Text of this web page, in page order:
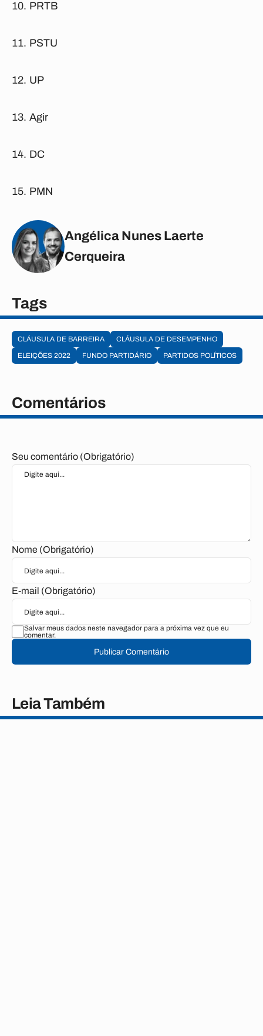
PRTB
PSTU
UP
Agir
DC
PMN
Angélica Nunes Laerte
Cerqueira
Tags
CLÁUSULA DE BARREIRA
CLÁUSULA DE DESEMPENHO
ELEIÇÕES 2022
FUNDO PARTIDÁRIO PARTIDOS POLÍTICOS
Comentários
Seu comentário (Obrigatório)
Nome (Obrigatório)
E-mail (Obrigatório)
Salvar meus dados neste navegador para a próxima vez que eu
comentar.
Publicar Comentário
Leia Também